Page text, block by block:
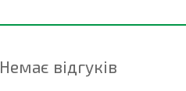
Немає відгуків